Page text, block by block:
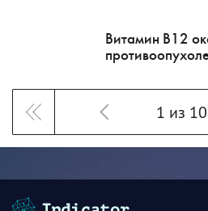
Витамин B12
1 из 10